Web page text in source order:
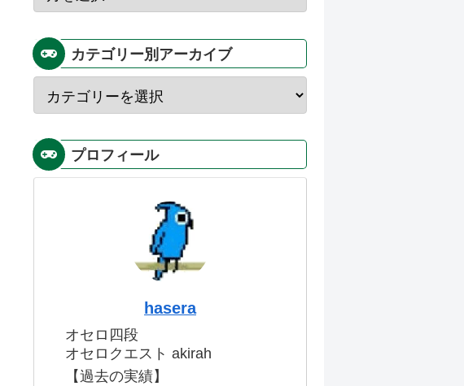
カテゴリー別アーカイブ
プロフィール
hasera
オセロ四段
オセロクエスト akirah
【過去の実績】